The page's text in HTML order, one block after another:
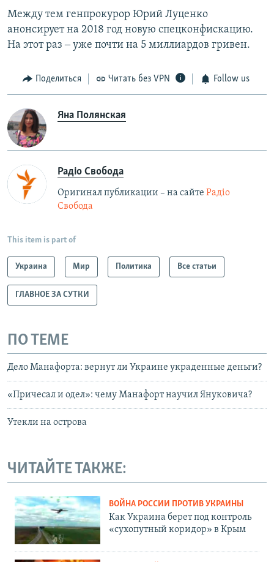
Между тем генпрокурор Юрий Луценко
анонсирует на 2018 год новую спецконфискацию.
На этот раз ‒ уже почти на 5 миллиардов гривен.
Поделиться Читать без VPN Follow us
Яна Полянская
Радіо Свобода
Оригинал публикации – на сайте Радіо
Свобода
This item is part of
Украина Мир Политика Все статьи
ГЛАВНОЕ ЗА СУТКИ
ПО ТЕМЕ
Дело Манафорта: вернут ли Украине украденные деньги?
«Причесал и одел»: чему Манафорт научил Януковича?
Утекли на острова
ЧИТАЙТЕ ТАКЖЕ:
ВОЙНА РОССИИ ПРОТИВ УКРАИНЫ
Как Украина берет под контроль
«сухопутный коридор» в Крым